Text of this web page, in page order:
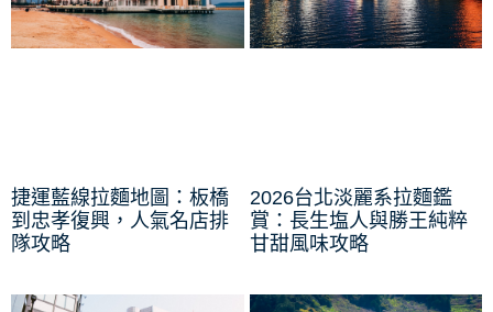
捷運藍線拉麵地圖：板橋
到忠孝復興，人氣名店排
隊攻略
2026台北淡麗系拉麵鑑
賞：長生塩人與勝王純粹
甘甜風味攻略